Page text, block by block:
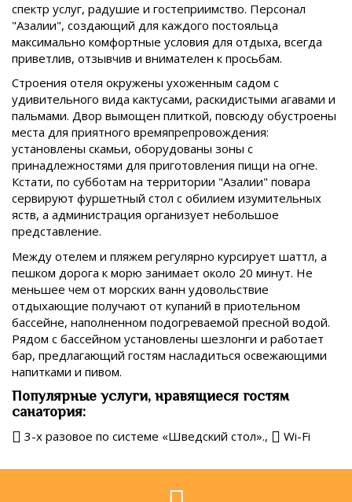
спектр услуг, радушие и гостеприимство. Персонал
"Азалии", создающий для каждого постояльца
максимально комфортные условия для отдыха, всегда
приветлив, отзывчив и внимателен к просьбам.
Строения отеля окружены ухоженным садом с
удивительного вида кактусами, раскидистыми агавами и
пальмами. Двор вымощен плиткой, повсюду обустроены
места для приятного времяпрепровождения:
установлены скамьи, оборудованы зоны с
принадлежностями для приготовления пищи на огне.
Кстати, по субботам на территории "Азалии" повара
сервируют фуршетный стол с обилием изумительных
яств, а администрация организует небольшое
представление.
Между отелем и пляжем регулярно курсирует шаттл, а
пешком дорога к морю занимает около 20 минут. Не
меньшее чем от морских ванн удовольствие
отдыхающие получают от купаний в приотельном
бассейне, наполненном подогреваемой пресной водой.
Рядом с бассейном установлены шезлонги и работает
бар, предлагающий гостям насладиться освежающими
напитками и пивом.
Популярные услуги, нравящиеся гостям
санатория:
3-х разовое по системе «Шведский стол»., Wi-Fi